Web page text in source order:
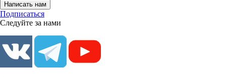
Написать нам
Подписаться
Следуйте за нами